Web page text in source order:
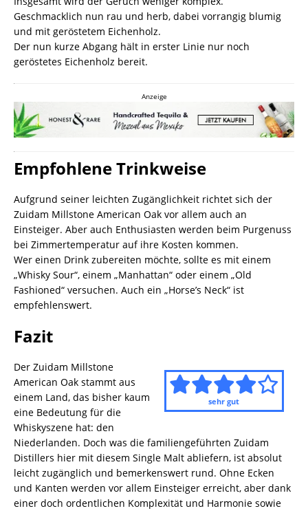
Geschmacklich nun rau und herb, dabei vorrangig blumig
und mit geröstetem Eichenholz.
Der nun kurze Abgang hält in erster Linie nur noch
geröstetes Eichenholz bereit.
Anzeige
Empfohlene Trinkweise
Aufgrund seiner leichten Zugänglichkeit richtet sich der
Zuidam Millstone American Oak vor allem auch an
Einsteiger. Aber auch Enthusiasten werden beim Purgenuss
bei Zimmertemperatur auf ihre Kosten kommen.
Wer einen Drink zubereiten möchte, sollte es mit einem
„Whisky Sour“, einem „Manhattan“ oder einem „Old
Fashioned“ versuchen. Auch ein „Horse’s Neck“ ist
empfehlenswert.
Fazit
sehr gut
Der Zuidam Millstone
American Oak stammt aus
einem Land, das bisher kaum
eine Bedeutung für die
Whiskyszene hat: den
Niederlanden. Doch was die familiengeführten Zuidam
Distillers hier mit diesem Single Malt abliefern, ist absolut
leicht zugänglich und bemerkenswert rund. Ohne Ecken
und Kanten werden vor allem Einsteiger erreicht, aber dank
einer doch ordentlichen Komplexität und Harmonie sowie